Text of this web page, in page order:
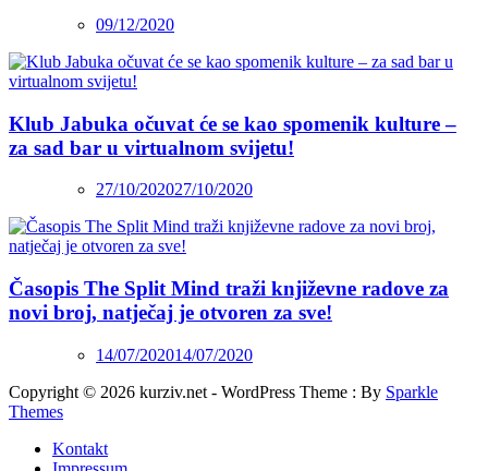
09/12/2020
Klub Jabuka očuvat će se kao spomenik kulture –
za sad bar u virtualnom svijetu!
27/10/202027/10/2020
Časopis The Split Mind traži književne radove za
novi broj, natječaj je otvoren za sve!
14/07/202014/07/2020
Copyright © 2026 kurziv.net - WordPress Theme : By Sparkle
Themes
Kontakt